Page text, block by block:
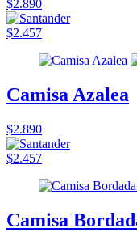
$2.890
$2.457
Camisa Azalea
$2.890
$2.457
Camisa